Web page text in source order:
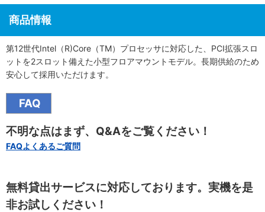
商品情報
第12世代Intel（R)Core（TM）プロセッサに対応した、PCI拡張スロ
ットを2スロット備えた小型フロアマウントモデル。長期供給のため
安心して採用いただけます。
FAQ
不明な点はまず、Q&Aをご覧ください！
FAQよくあるご質問
無料貸出サービスに対応しております。実機を是
非お試しください！